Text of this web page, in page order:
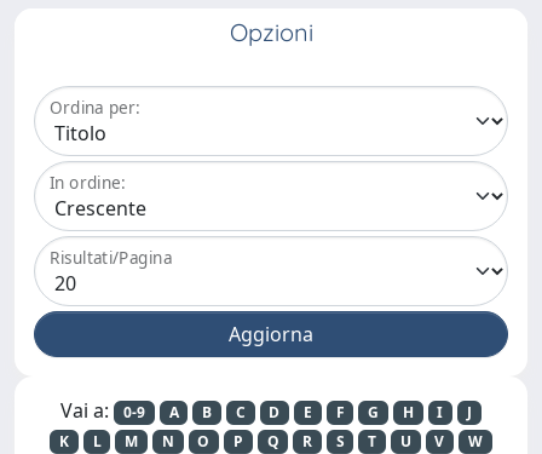
Opzioni
Ordina per:
In ordine:
Risultati/Pagina
Vai a: 0-9 A B C D E F G H I
J
K
L M N O P Q R S T U V
W